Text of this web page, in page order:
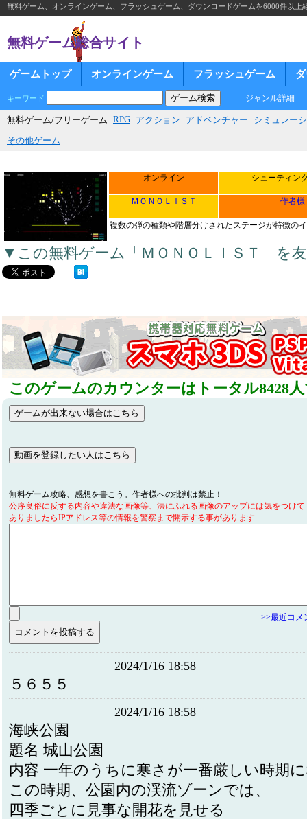
無料ゲーム、オンラインゲーム、フラッシュゲーム、ダウンロードゲームを6000件以上
無料ゲーム総合サイト
ゲームトップ オンラインゲーム フラッシュゲーム
キーワード ジャンル詳細
無料ゲーム/フリーゲーム RPG アクション アドベンチャー
シミュレー
その他ゲーム
オンライン シューティン
ＭＯＮＯＬＩＳＴ 作者様
複数の弾の種類や階層分けされたステージが特徴の
▼この無料ゲーム「ＭＯＮＯＬＩＳＴ」を
このゲームのカウンターはトータル8428
無料ゲーム攻略、感想を書こう。作者様への批判は禁止！
公序良俗に反する内容や違法な画像等、法にふれる画像のアップには気をつけ
ありましたらIPアドレス等の情報を警察まで開示する事があります
>>最近コメ
2024/1/16 18:58
５６５５
2024/1/16 18:58
海峡公園
題名 城山公園
内容 一年のうちに寒さが一番厳しい時期
この時期、公園内の渓流ゾーンでは、
四季ごとに見事な開花を見せる